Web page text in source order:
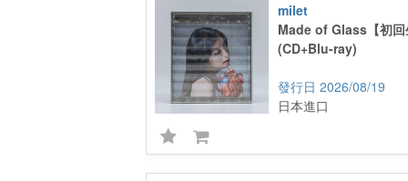
milet
Made of Glass【初回
(CD+Blu-ray)
2026/08/19
日本進口